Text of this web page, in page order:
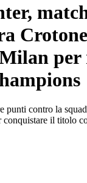
per
punti contro la
conquistare il titolo